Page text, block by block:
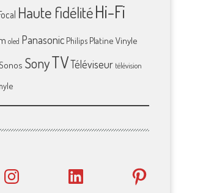
Haute fidélitéHi-Fi
oled Panasonic Philips Platine Vinyle
SonyTVTéléviseur télévision
Instagram LinkedIn Pinterest